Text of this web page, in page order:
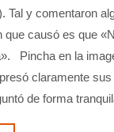
Tal y comentaron
que causó es que
Pincha en la
claramente
de forma